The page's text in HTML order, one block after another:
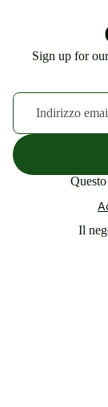
Sign up for
Il